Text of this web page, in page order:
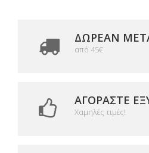
ΔΩΡΕΑΝ
από 45€
ΑΓΟΡΆΣΤΕ
Χαμηλές τιμές!